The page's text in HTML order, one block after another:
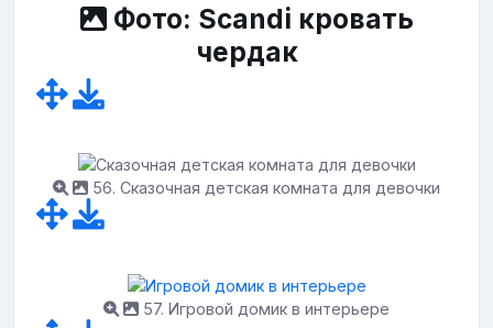
Фото: Scandi кровать
чердак
56. Сказочная детская комната для девочки
57. Игровой домик в интерьере